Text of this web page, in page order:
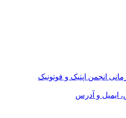
انجمن اپتیک و فوتونیک
و آدرس